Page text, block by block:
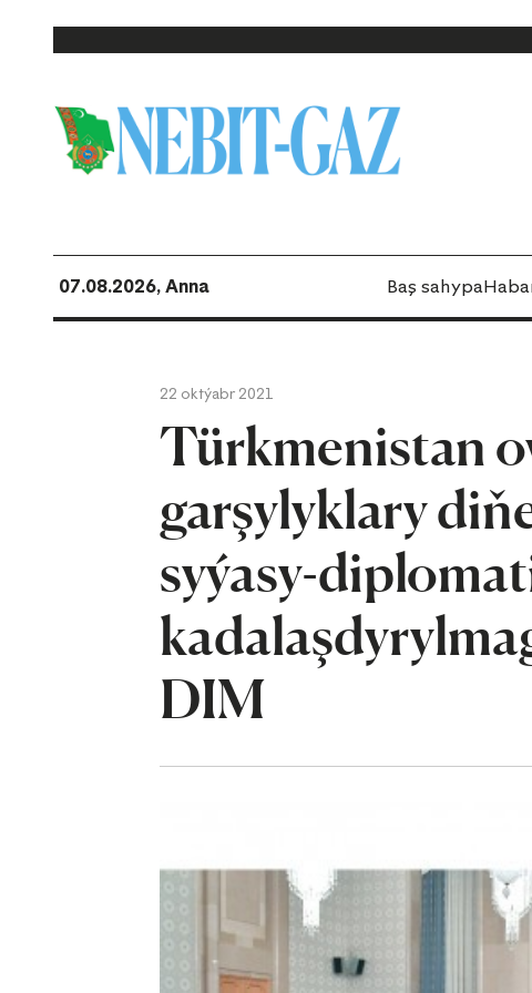
07.08.2026, Anna Baş sahypa
22 oktýabr 2021
Türkmenistan
garşylyklary
syýasy-
DIM